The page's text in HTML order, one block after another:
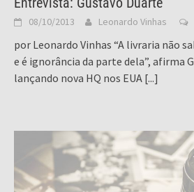
08/10/2013 Leonardo Vinhas
por Leonardo Vinhas “A livraria não
e é ignorância da parte dela”, afirma
lançando nova HQ nos EUA [...]